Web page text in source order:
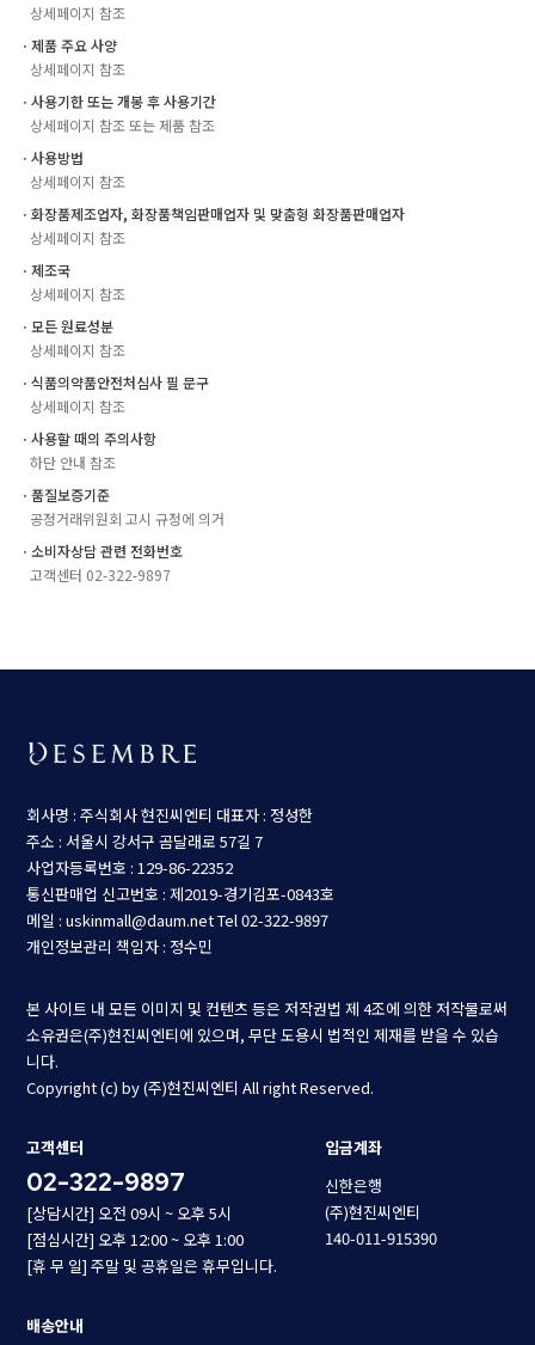
상세페이지 참조
ㆍ제품 주요 사양
상세페이지 참조
ㆍ사용기한 또는 개봉 후 사용기간
상세페이지 참조 또는 제품 참조
ㆍ사용방법
상세페이지 참조
ㆍ화장품제조업자, 화장품책임판매업자 및 맞춤형 화장품판매업자
상세페이지 참조
ㆍ제조국
상세페이지 참조
ㆍ모든 원료성분
상세페이지 참조
ㆍ식품의약품안전처심사 필 문구
상세페이지 참조
ㆍ사용할 때의 주의사항
하단 안내 참조
ㆍ품질보증기준
공정거래위원회 고시 규정에 의거
ㆍ소비자상담 관련 전화번호
고객센터 02-322-9897
회사명 : 주식회사 현진씨엔티 대표자 : 정성한
주소 : 서울시 강서구 곰달래로 57길 7
사업자등록번호 : 129-86-22352
통신판매업 신고번호 : 제2019-경기김포-0843호
메일 : uskinmall@daum.netTel 02-322-9897
개인정보관리 책임자 : 정수민
본 사이트 내 모든 이미지 및 컨텐츠 등은 저작권법 제 4조에 의한 저작물로써
소유권은(주)현진씨엔티에 있으며, 무단 도용시 법적인 제재를 받을 수 있습
니다.
Copyright (c) by (주)현진씨엔티 All right Reserved.
고객센터
02-322-9897
[상담시간] 오전 09시 ~ 오후 5시
[점심시간] 오후 12:00 ~ 오후 1:00
[휴 무 일] 주말 및 공휴일은 휴무입니다.
입금계좌
신한은행
(주)현진씨엔티
140-011-915390
배송안내